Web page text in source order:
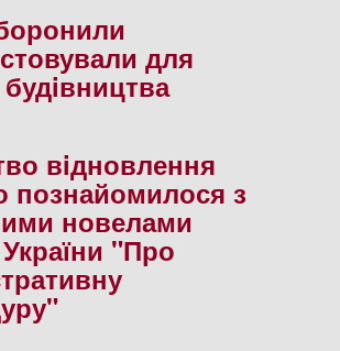
для
вiдновлення
познайомилося з
новелами
"Про